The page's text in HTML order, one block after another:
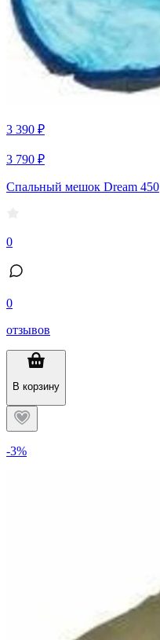
3 390 ₽
3 790 ₽
Спальный мешок Dream 450
0
0
отзывов
В корзину
-3%